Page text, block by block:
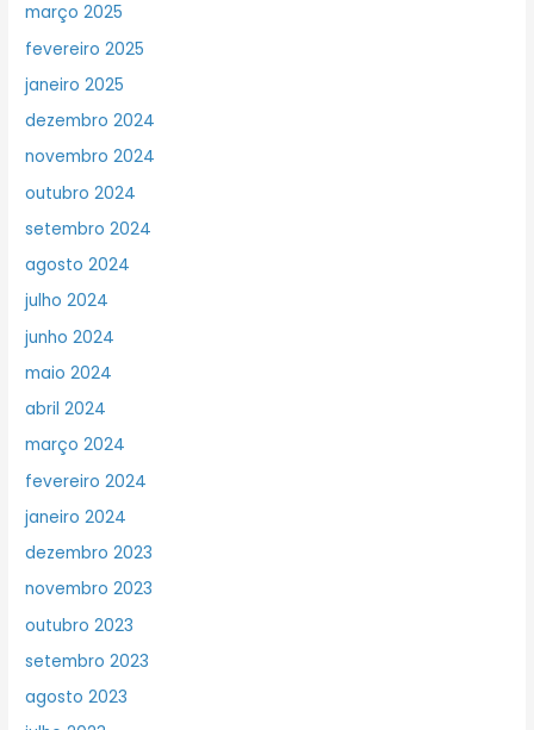
março 2025
fevereiro 2025
janeiro 2025
dezembro 2024
novembro 2024
outubro 2024
setembro 2024
agosto 2024
julho 2024
junho 2024
maio 2024
abril 2024
março 2024
fevereiro 2024
janeiro 2024
dezembro 2023
novembro 2023
outubro 2023
setembro 2023
agosto 2023